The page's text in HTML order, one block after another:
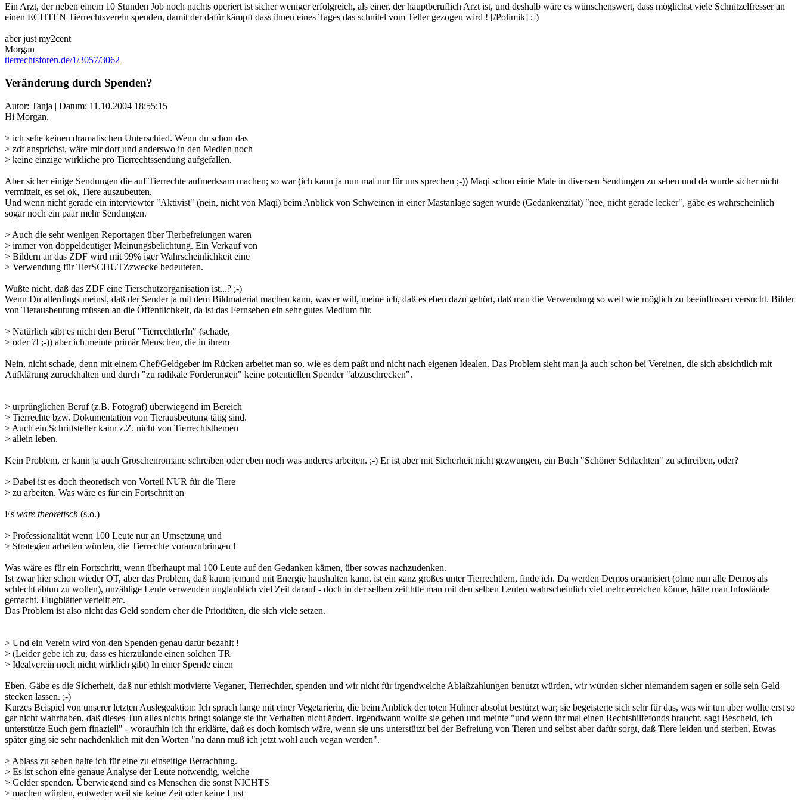
Ein Arzt, der neben einem 10 Stunden Job noch nachts operiert ist sicher weniger erfolgreich, als einer, der hauptberuflich Arzt ist, und deshalb wäre es wünschenswert, dass möglichst viele Schnitzelfresser an
einen ECHTEN Tierrechtsverein spenden, damit der dafür kämpft dass ihnen eines Tages das schnitel vom Teller gezogen wird ! [/Polimik] ;-)
aber just my2cent
Morgan
tierrechtsforen.de/1/3057/3062
Veränderung durch Spenden?
Autor: Tanja | Datum: 11.10.2004 18:55:15
Hi Morgan,
> ich sehe keinen dramatischen Unterschied. Wenn du schon das
> zdf ansprichst, wäre mir dort und anderswo in den Medien noch
> keine einzige wirkliche pro Tierrechtssendung aufgefallen.
Aber sicher einige Sendungen die auf Tierrechte aufmerksam machen; so war (ich kann ja nun mal nur für uns sprechen ;-)) Maqi schon einie Male in diversen Sendungen zu sehen und da wurde sicher nicht
vermittelt, es sei ok, Tiere auszubeuten.
Und wenn nicht gerade ein interviewter "Aktivist" (nein, nicht von Maqi) beim Anblick von Schweinen in einer Mastanlage sagen würde (Gedankenzitat) "nee, nicht gerade lecker", gäbe es wahrscheinlich
sogar noch ein paar mehr Sendungen.
> Auch die sehr wenigen Reportagen über Tierbefreiungen waren
> immer von doppeldeutiger Meinungsbelichtung. Ein Verkauf von
> Bildern an das ZDF wird mit 99% iger Wahrscheinlichkeit eine
> Verwendung für TierSCHUTZzwecke bedeuteten.
Wußte nicht, daß das ZDF eine Tierschutzorganisation ist...? ;-)
Wenn Du allerdings meinst, daß der Sender ja mit dem Bildmaterial machen kann, was er will, meine ich, daß es eben dazu gehört, daß man die Verwendung so weit wie möglich zu beeinflussen versucht. Bilder
von Tierausbeutung müssen an die Öffentlichkeit, da ist das Fernsehen ein sehr gutes Medium für.
> Natürlich gibt es nicht den Beruf "TierrechtlerIn" (schade,
> oder ?! ;-)) aber ich meinte primär Menschen, die in ihrem
Nein, nicht schade, denn mit einem Chef/Geldgeber im Rücken arbeitet man so, wie es dem paßt und nicht nach eigenen Idealen. Das Problem sieht man ja auch schon bei Vereinen, die sich absichtlich mit
Aufklärung zurückhalten und durch "zu radikale Forderungen" keine potentiellen Spender "abzuschrecken".
> urprünglichen Beruf (z.B. Fotograf) überwiegend im Bereich
> Tierrechte bzw. Dokumentation von Tierausbeutung tätig sind.
> Auch ein Schriftsteller kann z.Z. nicht von Tierrechtsthemen
> allein leben.
Kein Problem, er kann ja auch Groschenromane schreiben oder eben noch was anderes arbeiten. ;-) Er ist aber mit Sicherheit nicht gezwungen, ein Buch "Schöner Schlachten" zu schreiben, oder?
> Dabei ist es doch theoretisch von Vorteil NUR für die Tiere
> zu arbeiten. Was wäre es für ein Fortschritt an
Es wäre theoretisch (s.o.)
> Professionalität wenn 100 Leute nur an Umsetzung und
> Strategien arbeiten würden, die Tierrechte voranzubringen !
Was wäre es für ein Fortschritt, wenn überhaupt mal 100 Leute auf den Gedanken kämen, über sowas nachzudenken.
Ist zwar hier schon wieder OT, aber das Problem, daß kaum jemand mit Energie haushalten kann, ist ein ganz großes unter Tierrechtlern, finde ich. Da werden Demos organisiert (ohne nun alle Demos als
schlecht abtun zu wollen), unzählige Leute verwenden unglaublich viel Zeit darauf - doch in der selben zeit htte man mit den selben Leuten wahrscheinlich viel mehr erreichen könne, hätte man Infostände
gemacht, Flugblätter verteilt etc.
Das Problem ist also nicht das Geld sondern eher die Prioritäten, die sich viele setzen.
> Und ein Verein wird von den Spenden genau dafür bezahlt !
> (Leider gebe ich zu, dass es hierzulande einen solchen TR
> Idealverein noch nicht wirklich gibt) In einer Spende einen
Eben. Gäbe es die Sicherheit, daß nur ethish motivierte Veganer, Tierrechtler, spenden und wir nicht für irgendwelche Ablaßzahlungen benutzt würden, wir würden sicher niemandem sagen er solle sein Geld
stecken lassen. ;-)
Kurzes Beispiel von unserer letzten Auslegeaktion: Ich sprach lange mit einer Vegetarierin, die beim Anblick der toten Hühner absolut bestürzt war; sie begeisterte sich sehr für das, was wir tun aber wollte erst so
gar nicht wahrhaben, daß dieses Tun alles nichts bringt solange sie ihr Verhalten nicht ändert. Irgendwann wollte sie gehen und meinte "und wenn ihr mal einen Rechtshilfefonds braucht, sagt Bescheid, ich
unterstütze Euch gern finaziell" - woraufhin ich ihr erklärte, daß es doch komisch wäre, wenn sie uns unterstützt bei der Befreiung von Tieren und selbst aber dafür sorgt, daß Tiere leiden und sterben. Etwas
später ging sie sehr nachdenklich mit den Worten "na dann muß ich jetzt wohl auch vegan werden".
> Ablass zu sehen halte ich für eine zu einseitige Betrachtung.
> Es ist schon eine genaue Analyse der Leute notwendig, welche
> Gelder spenden. Überwiegend sind es Menschen die sonst NICHTS
> machen würden, entweder weil sie keine Zeit oder keine Lust